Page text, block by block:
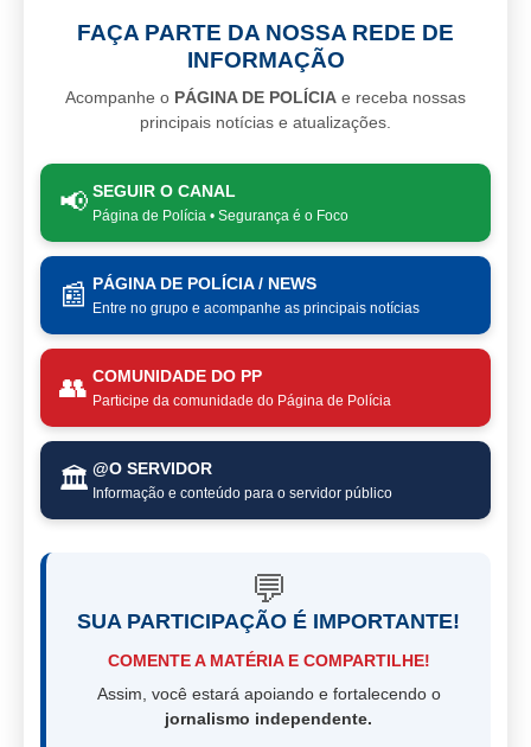
FAÇA PARTE DA NOSSA REDE DE
INFORMAÇÃO
Acompanhe o PÁGINA DE POLÍCIA e receba nossas
principais notícias e atualizações.
📢 SEGUIR O CANAL
Página de Polícia • Segurança é o Foco
📰 PÁGINA DE POLÍCIA / NEWS
Entre no grupo e acompanhe as principais notícias
👥 COMUNIDADE DO PP
Participe da comunidade do Página de Polícia
🏛️ @O SERVIDOR
Informação e conteúdo para o servidor público
💬
SUA PARTICIPAÇÃO É IMPORTANTE!
COMENTE A MATÉRIA E COMPARTILHE!
Assim, você estará apoiando e fortalecendo o
jornalismo independente.